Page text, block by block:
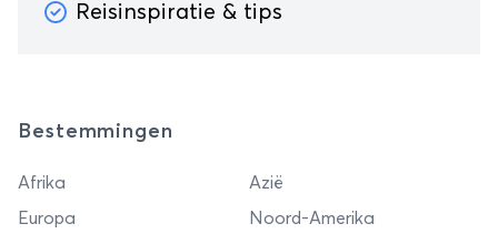
Reisinspiratie & tips
Bestemmingen
Afrika
Azië
Europa
Noord-Amerika